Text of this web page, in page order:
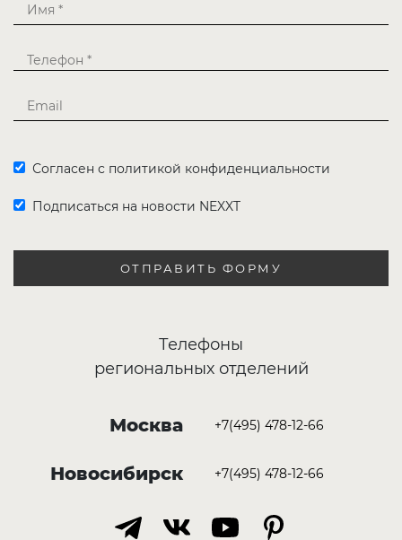
Согласен с политикой конфиденциальности
Подписаться на новости NEXXT
ОТПРАВИТЬ ФОРМУ
Телефоны
региональных отделений
Москва +7(495) 478-12-66
Новосибирск +7(495) 478-12-66